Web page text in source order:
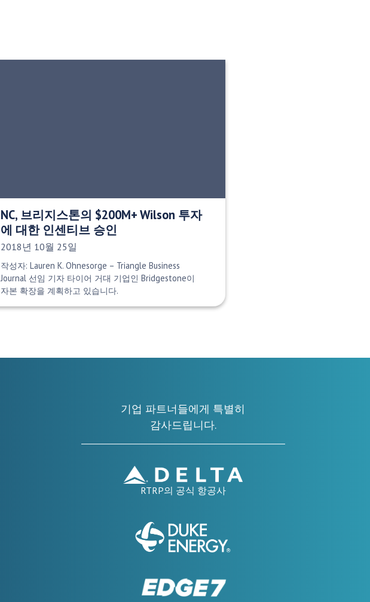
NC, 브리지스톤의 $200M+ Wilson 투자
에 대한 인센티브 승인
게시 날짜:
2018년 10월 25일
작성자: Lauren K. Ohnesorge – Triangle Business
Journal 선임 기자 타이어 거대 기업인 Bridgestone이
자본 확장을 계획하고 있습니다.
기업 파트너들에게 특별히
감사드립니다.
RTRP의 공식 항공사